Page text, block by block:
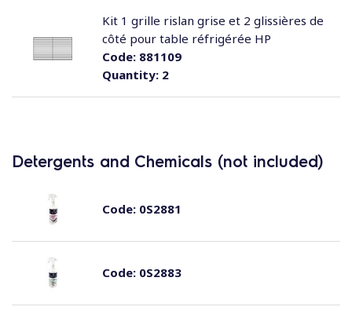
Quantity:2
Code:881109
Kit 1 grille rislan grise et 2 glissières de
côté pour table réfrigérée HP
Detergents and Chemicals (not included)
Code:0S2881
Code:0S2883